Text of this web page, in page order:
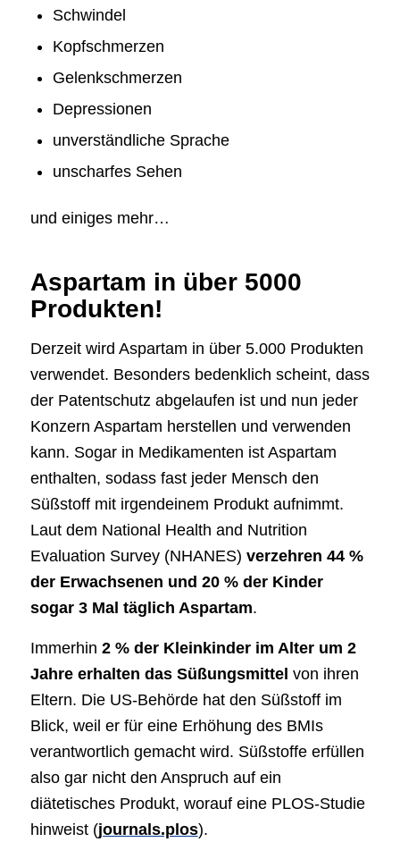
Schwindel
Kopfschmerzen
Gelenkschmerzen
Depressionen
unverständliche Sprache
unscharfes Sehen
und einiges mehr…
Aspartam in über 5000
Produkten!
Derzeit wird Aspartam in über 5.000 Produkten
verwendet. Besonders bedenklich scheint, dass
der Patentschutz abgelaufen ist und nun jeder
Konzern Aspartam herstellen und verwenden
kann. Sogar in Medikamenten ist Aspartam
enthalten, sodass fast jeder Mensch den
Süßstoff mit irgendeinem Produkt aufnimmt.
Laut dem National Health and Nutrition
Evaluation Survey (NHANES) verzehren 44 %
der Erwachsenen und 20 % der Kinder
sogar 3 Mal täglich Aspartam.
Immerhin 2 % der Kleinkinder im Alter um 2
Jahre erhalten das Süßungsmittel von ihren
Eltern. Die US-Behörde hat den Süßstoff im
Blick, weil er für eine Erhöhung des BMIs
verantwortlich gemacht wird. Süßstoffe erfüllen
also gar nicht den Anspruch auf ein
diätetisches Produkt, worauf eine PLOS-Studie
hinweist (journals.plos).